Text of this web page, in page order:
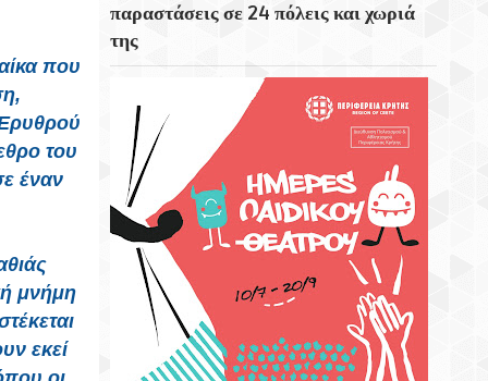
που
του
έναν
μνήμη
εκεί
παραστάσεις σε 24 πόλεις και χωριά
της